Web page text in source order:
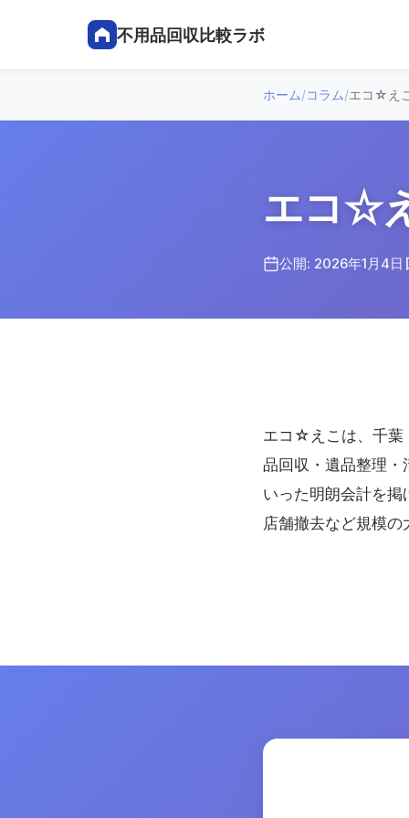
不用品回収比較ラボ
ホーム/コラム/エコ☆え
エコ☆
公開: 2026年1月4日
エコ☆えこは、千葉
品回収・遺品整理・
いった明朗会計を
店舗撤去など規模